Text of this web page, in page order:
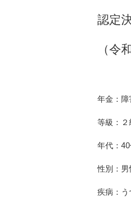
認定
（令
年金：障
等級：２
年代：
性別：男
疾病：う